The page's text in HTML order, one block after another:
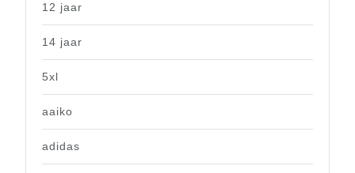
12 jaar
14 jaar
5xl
aaiko
adidas